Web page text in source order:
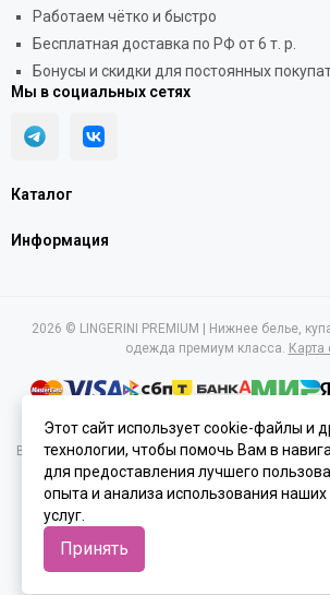
Каталог
Информация
Работаем чётко и быстро
Бесплатная доставка по РФ от 6 т. р.
Бонусы и скидки для постоянных
Мы в социальных сетях
2026 © LINGERINI PREMIUM | Нижнее белье,
одежда премиум класса. Карта
Вся представленная на сайте информация,
стоимости товаров и услуг, носит
каких условиях не является публичной
положениями Статьи 437(2)
Этот сайт использует cookie-файлы и
технологии, чтобы помочь Вам в
для предоставления лучшего
опыта и анализа использования наших
услуг.
Принять